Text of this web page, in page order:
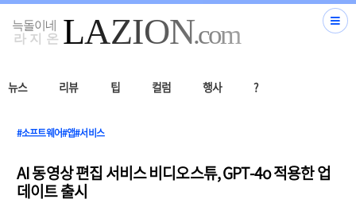
뉴스 리뷰 팁 컬럼 행사 ?
#소프트웨어#앱#서비스
AI 동영상 편집 서비스 비디오스튜, GPT-4o 적용한 업
데이트 출시